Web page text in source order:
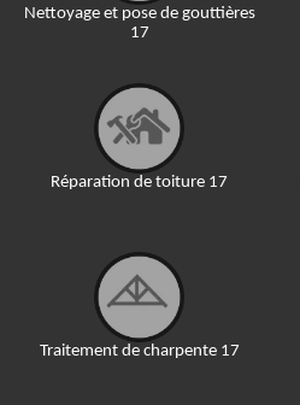
Nettoyage et pose de gouttières
17
Réparation de toiture 17
Traitement de charpente 17